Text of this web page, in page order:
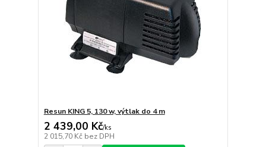
Resun KING 5, 130 w, výtlak do 4 m
2 439,00 Kč/ks
2 015,70 Kč bez DPH